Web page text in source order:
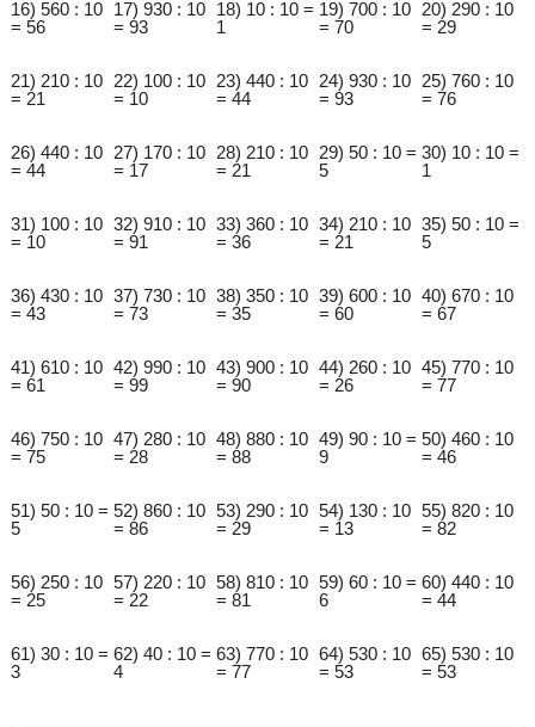
16) 560 : 10
= 56
17) 930 : 10
= 93
18) 10 : 10 =
1
19) 700 : 10
= 70
20) 290 : 10
= 29
21) 210 : 10
= 21
22) 100 : 10
= 10
23) 440 : 10
= 44
24) 930 : 10
= 93
25) 760 : 10
= 76
26) 440 : 10
= 44
27) 170 : 10
= 17
28) 210 : 10
= 21
29) 50 : 10 =
5
30) 10 : 10 =
1
31) 100 : 10
= 10
32) 910 : 10
= 91
33) 360 : 10
= 36
34) 210 : 10
= 21
35) 50 : 10 =
5
36) 430 : 10
= 43
37) 730 : 10
= 73
38) 350 : 10
= 35
39) 600 : 10
= 60
40) 670 : 10
= 67
41) 610 : 10
= 61
42) 990 : 10
= 99
43) 900 : 10
= 90
44) 260 : 10
= 26
45) 770 : 10
= 77
46) 750 : 10
= 75
47) 280 : 10
= 28
48) 880 : 10
= 88
49) 90 : 10 =
9
50) 460 : 10
= 46
51) 50 : 10 =
5
52) 860 : 10
= 86
53) 290 : 10
= 29
54) 130 : 10
= 13
55) 820 : 10
= 82
56) 250 : 10
= 25
57) 220 : 10
= 22
58) 810 : 10
= 81
59) 60 : 10 =
6
60) 440 : 10
= 44
61) 30 : 10 =
3
62) 40 : 10 =
4
63) 770 : 10
= 77
64) 530 : 10
= 53
65) 530 : 10
= 53